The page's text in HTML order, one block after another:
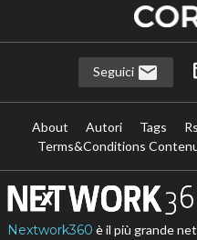
Seguici
About Autori Tags
Terms&Conditions
Nextwork360 è il più grande